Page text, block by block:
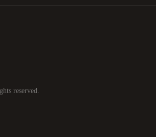
reserved.